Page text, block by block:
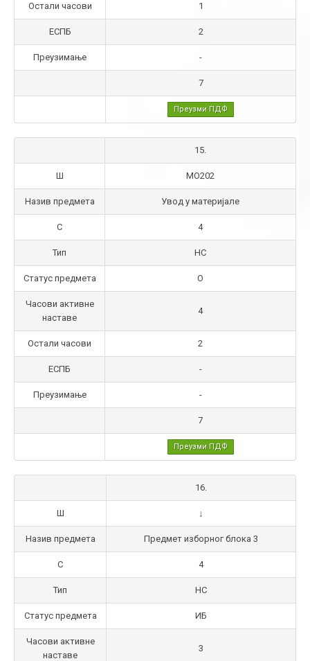
Остали часови 1
ЕСПБ 2
Преузимање -
7
Преузми ПДФ
15.
Ш МО202
Назив предмета Увод у материјале
С 4
Тип НС
Статус предмета О
Часови активне
наставе
4
Остали часови 2
ЕСПБ -
Преузимање -
7
Преузми ПДФ
16.
Ш ↓
Назив предмета Предмет изборног блока 3
С 4
Тип НС
Статус предмета ИБ
Часови активне
наставе
3